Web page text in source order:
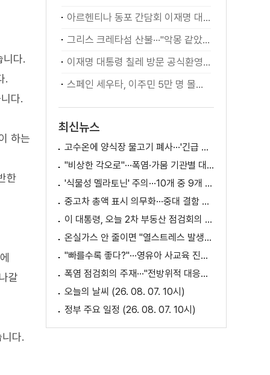
다.
.
다.
하는
한
갈
다.
아르헨티나 동포 간담회 이재명 대통령 모두발언
그리스 크레타섬 산불···"악몽 같았다" [월드 투데이]
이재명 대통령 칠레 방문 공식환영식
스페인 세우타, 이주민 5만 명 몰려 [월드 투데이]
최신뉴스
고수온에 양식장 물고기 폐사···'긴급 방류' 지원
"비상한 각오로"···폭염·가뭄 기관별 대책은?
'식물성 멜라토닌' 주의···10개 중 9개 처방 용량 초과
중고차 총액 표시 의무화···중대 결함 시 '계약 해제'
이 대통령, 오늘 2차 부동산 점검회의 주재
온실가스 안 줄이면 "열스트레스 발생일 29배 증가"
"빠를수록 좋다?"···영유아 사교육 진실과 해법은?
폭염 점검회의 주재···"전방위적 대응체계 가동"
오늘의 날씨 (26. 08. 07. 10시)
정부 주요 일정 (26. 08. 07. 10시)